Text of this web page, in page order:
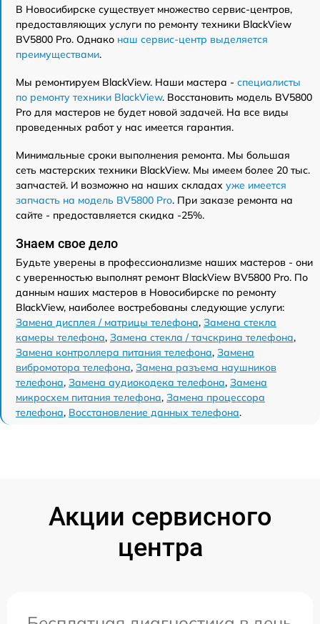
В Новосибирске существует множество сервис-центров,
предоставляющих услуги по ремонту техники BlackView
BV5800 Pro. Однако наш сервис-центр выделяется
преимуществами.
Мы ремонтируем BlackView. Наши мастера - специалисты
по ремонту техники BlackView. Восстановить модель BV5800
Pro для мастеров не будет новой задачей. На все виды
проведенных работ у нас имеется гарантия.
Минимальные сроки выполнения ремонта. Мы большая
сеть мастерских техники BlackView. Мы имеем более 20 тыс.
запчастей. И возможно на наших складах уже имеется
запчасть на модель BV5800 Pro. При заказе ремонта на
сайте - предоставляется скидка -25%.
Знаем свое дело
Будьте уверены в профессионализме наших мастеров - они
с уверенностью выполнят ремонт BlackView BV5800 Pro. По
данным наших мастеров в Новосибирске по ремонту
BlackView, наиболее востребованы следующие услуги:
Замена дисплея / матрицы телефона, Замена стекла
камеры телефона, Замена стекла / тачскрина телефона,
Замена контроллера питания телефона, Замена
вибромотора телефона, Замена разъема наушников
телефона, Замена аудиокодека телефона, Замена
микросхем питания телефона, Замена процессора
телефона, Восстановление данных телефона.
Акции сервисного
центра